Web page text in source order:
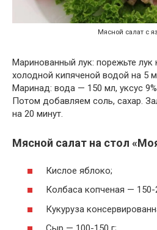
Мясной салат с
Маринованный лук: порежьте лук
холодной кипяченой водой на 5
Маринад: вода — 150 мл, уксус
Потом добавляем соль, сахар.
на 20 минут.
Мясной салат на стол
Кислое яблоко;
Колбаса копченая — 150-
Кукуруза